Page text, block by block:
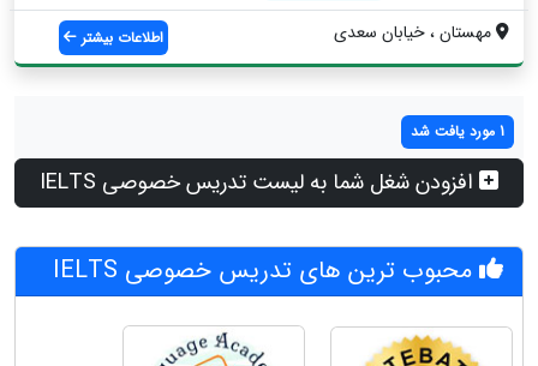
مهستان ، خیابان سعدی اطلاعات بیشتر
1 مورد یافت شد
افزودن شغل شما به لیست تدریس خصوصی IELTS
محبوب ترین های تدریس خصوصی IELTS